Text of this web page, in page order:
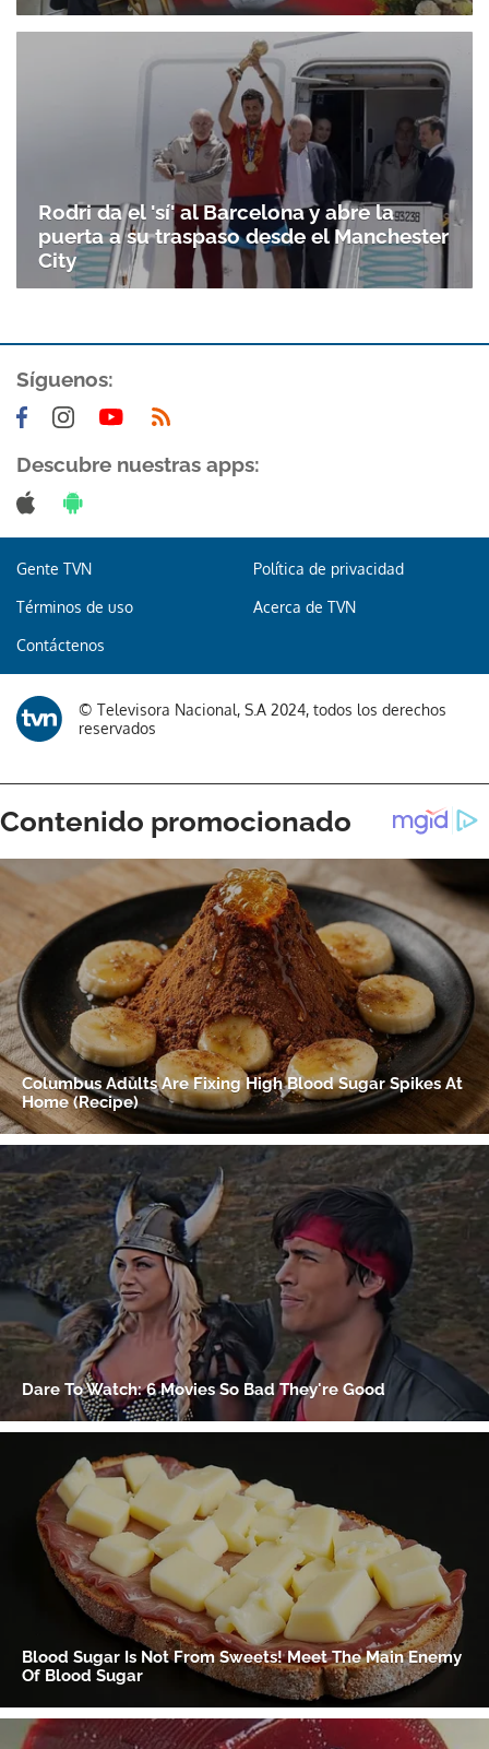
Rodri da el 'sí' al Barcelona y abre la
puerta a su traspaso desde el Manchester
City
Síguenos:
Descubre nuestras apps:
Gente TVN Política de privacidad
Términos de uso Acerca de TVN
Contáctenos
© Televisora Nacional, S.A 2024, todos los derechos
reservados